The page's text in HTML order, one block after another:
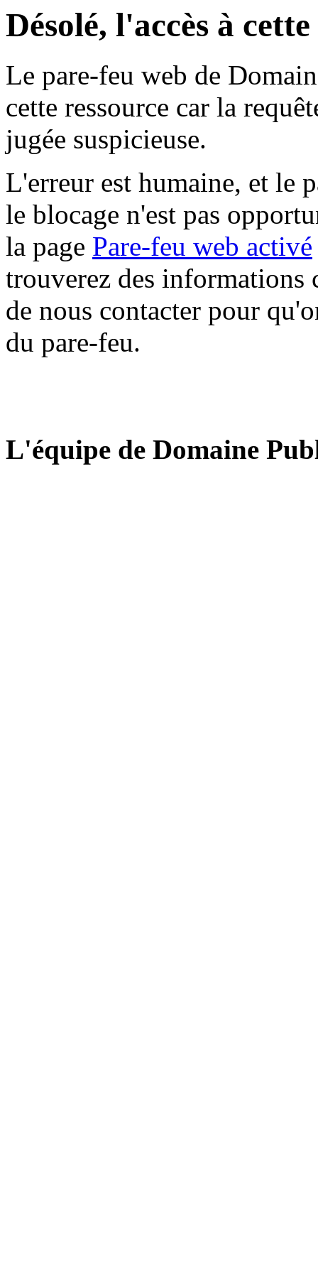
Désolé, l'accès à
Le pare-feu web de
cette ressource car la
jugée suspicieuse.
L'erreur est humaine, et le
le blocage n'est pas
la page Pare-feu web activé
trouverez des informations
de nous contacter pour
du pare-feu.
L'équipe de Domaine